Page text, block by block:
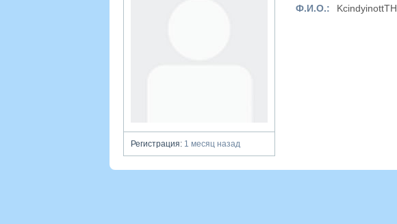
Регистрация: 1 месяц назад
Ф.И.О.: KcindyinottTH